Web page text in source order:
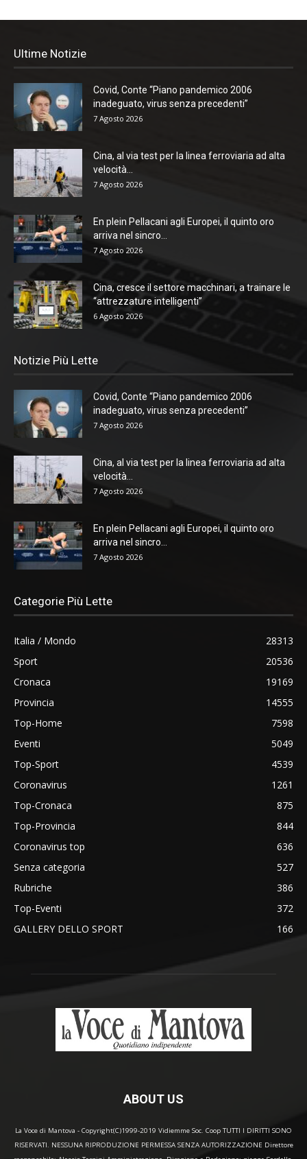
Ultime Notizie
Covid, Conte “Piano pandemico 2006
inadeguato, virus senza precedenti”
7 Agosto 2026
Cina, al via test per la linea ferroviaria ad alta
velocità...
7 Agosto 2026
En plein Pellacani agli Europei, il quinto oro
arriva nel sincro...
7 Agosto 2026
Cina, cresce il settore macchinari, a trainare le
“attrezzature intelligenti”
6 Agosto 2026
Notizie Più Lette
Covid, Conte “Piano pandemico 2006
inadeguato, virus senza precedenti”
7 Agosto 2026
Cina, al via test per la linea ferroviaria ad alta
velocità...
7 Agosto 2026
En plein Pellacani agli Europei, il quinto oro
arriva nel sincro...
7 Agosto 2026
Categorie Più Lette
Italia / Mondo
28313
Sport
20536
Cronaca
19169
Provincia
14555
Top-Home
7598
Eventi
5049
Top-Sport
4539
Coronavirus
1261
Top-Cronaca
875
Top-Provincia
844
Coronavirus top
636
Senza categoria
527
Rubriche
386
Top-Eventi
372
GALLERY DELLO SPORT
166
ABOUT US
La Voce di Mantova - Copyright(C)1999-2019 Vidiemme Soc. Coop TUTTI I DIRITTI SONO
RISERVATI. NESSUNA RIPRODUZIONE PERMESSA SENZA AUTORIZZAZIONE Direttore